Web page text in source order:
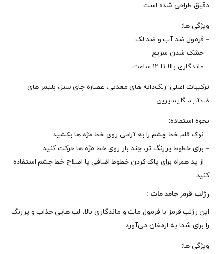
دقیق طراحی شده است.
ویژگی‌ ها:
– فرمول ضد آب و ضد لک
– خشک‌ شدن سریع
– ماندگاری بالا تا ۱۲ ساعت
ترکیبات اصلی: رنگ‌دانه‌ های معدنی، عصاره چای سبز، پلیمر های
ضدآب، گلیسیرین
نحوه‌ استفاده:
– نوک قلم خط چشم را به آرامی روی خط مژه‌ ها بکشید.
– برای خطوط پررنگ‌ تر، چند بار روی خط مژه‌ ها حرکت کنید.
– از پد همراه برای پاک کردن خطوط اضافی یا اصلاح خط چشم استفاده
کنید.
رژلب قرمز جامد مات :
این رژلب قرمز با فرمول مات و ماندگاری بالا، لب‌ هایی جذاب و پررنگ
را برای شما به ارمغان می‌آورد.
ویژگی‌ ها: